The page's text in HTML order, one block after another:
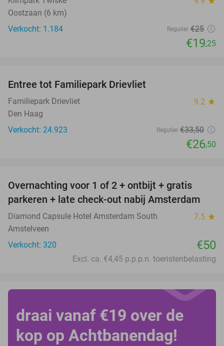
Oostzaan (6 km)
Verkocht: 1.184
Regulier €25
€19,25
Entree tot Familiepark Drievliet
Familiepark Drievliet 9.2 star
Den Haag
Verkocht: 24.923
Regulier €33,50
€26,50
Overnachting voor 1 of 2 + ontbijt + gratis
parkeren + late check-out nabij Amsterdam
Diamond Capsule Hotel Amsterdam South 7.5 star
Amstelveen
Verkocht: 320
€50
Excl. ca. €4,45 p.p.p.n. toeristenbelasting
draai vanaf €19 over de
kop op Achtbanendag!